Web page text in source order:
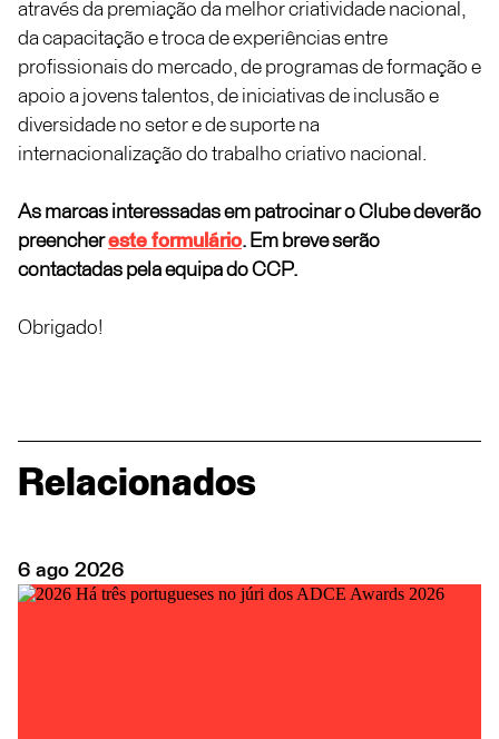
através da premiação da melhor criatividade nacional,
da capacitação e troca de experiências entre
profissionais do mercado, de programas de formação e
apoio a jovens talentos, de iniciativas de inclusão e
diversidade no setor e de suporte na
internacionalização do trabalho criativo nacional.
As marcas interessadas em patrocinar o Clube deverão
preenchereste formulário. Em breve serão
contactadas pela equipa do CCP.
Obrigado!
Relacionados
6 ago 2026